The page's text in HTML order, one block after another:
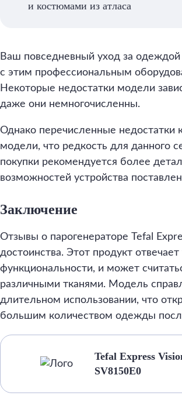
и костюмами из атласа
Ваш повседневный уход за
с этим профессиональным
Некоторые недостатки модели
даже они немногочисленны.
Однако перечисленные
модели, что редкость для данного
покупки рекомендуется более
возможностей устройства
Заключение
Отзывы о парогенераторе Tefal
достоинства. Этот продукт
функциональности, и может
различными тканями. Модель
длительном использовании, что
большим количеством одежды
Tefal Express
SV8150E0